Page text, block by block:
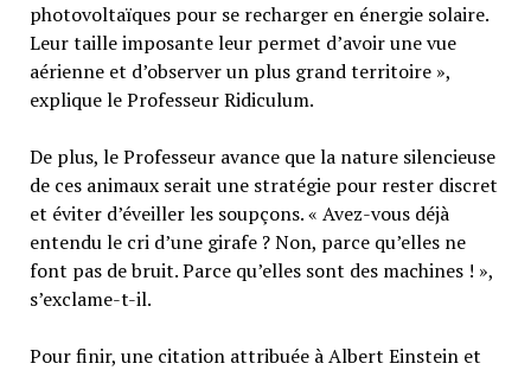
photovoltaïques pour se recharger en énergie solaire.
Leur taille imposante leur permet d’avoir une vue
aérienne et d’observer un plus grand territoire »,
explique le Professeur Ridiculum.
De plus, le Professeur avance que la nature silencieuse
de ces animaux serait une stratégie pour rester discret
et éviter d’éveiller les soupçons. « Avez-vous déjà
entendu le cri d’une girafe ? Non, parce qu’elles ne
font pas de bruit. Parce qu’elles sont des machines ! »,
s’exclame-t-il.
Pour finir, une citation attribuée à Albert Einstein et